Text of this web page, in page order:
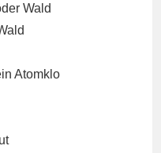
Wald
Atomklo